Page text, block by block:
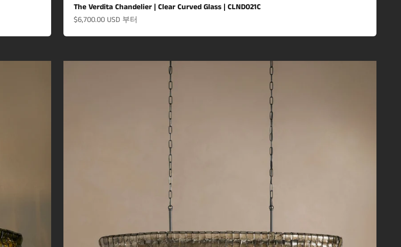
The Verdita Chandelier | Clear Curved Glass | CLND021C
할인 가격
$6,700.00 USD 부터